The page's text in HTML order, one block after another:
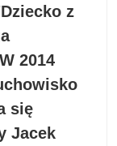
z
2014
się
Jacek